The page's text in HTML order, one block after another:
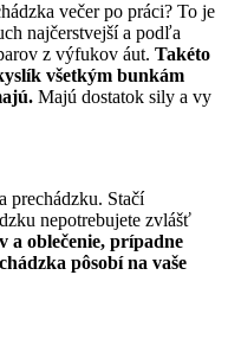
večer po práci? To je
najčerstvejší a podľa
z výfukov áut. Takéto
všetkým bunkám
Majú dostatok sily a vy
prechádzku. Stačí
nepotrebujete zvlášť
a oblečenie, prípadne
pôsobí na vaše